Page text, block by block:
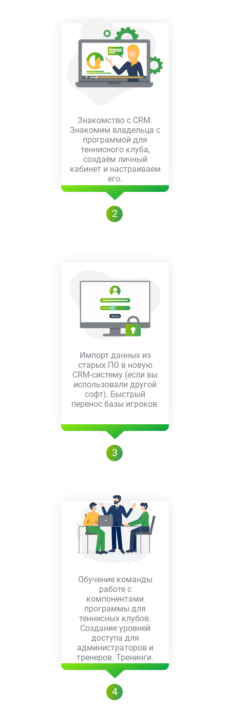
Знакомство с CRM.
Знакомим владельца с
программой для
теннисного клуба,
создаём личный
кабинет и настраиваем
его.
2
Импорт данных из
старых ПО в новую
CRM-систему (если вы
использовали другой
софт). Быстрый
перенос базы игроков.
3
Обучение команды
работе с
компонентами
программы для
теннисных клубов.
Создание уровней
доступа для
администраторов и
тренеров. Тренинги.
4